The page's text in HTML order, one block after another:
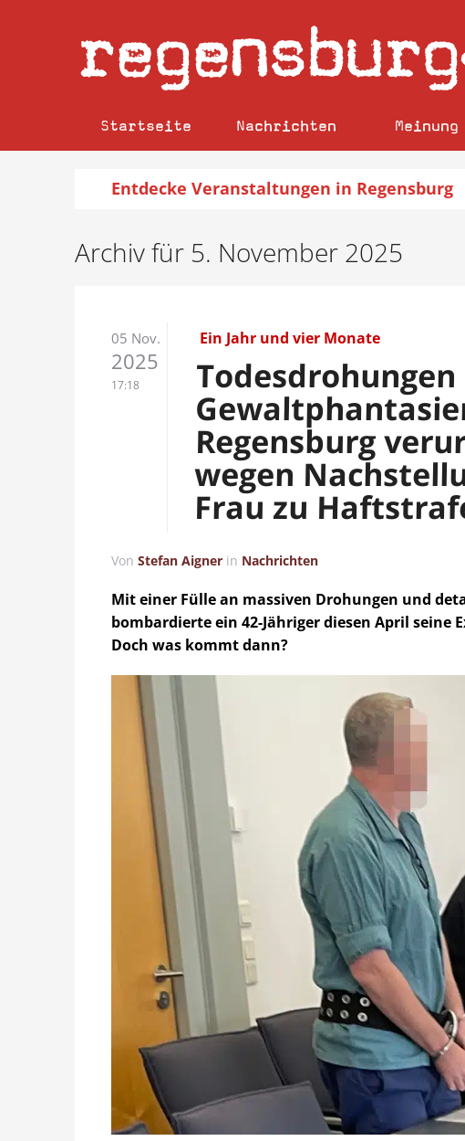
regensburg
Startseite Nachrichten Meinung
Entdecke Veranstaltungen in Regensburg
Archiv für 5. November 2025
05 Nov.
2025
17:18
Ein Jahr und vier Monate
Todesdrohungen
Regensburg
wegen
Frau zu
Von Stefan Aigner in Nachrichten
Mit einer Fülle an massiven Drohungen und
bombardierte ein 42-Jähriger diesen April seine
Doch was kommt dann?